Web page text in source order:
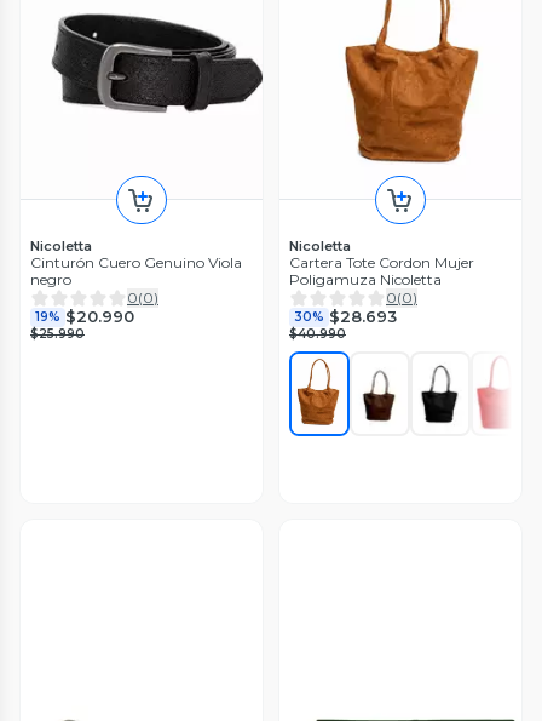
Nicoletta
Cinturón Cuero Genuino Viola
negro
0(0)
19% $20.990
$25.990
Nicoletta
Cartera Tote Cordon Mujer
Poligamuza Nicoletta
0(0)
30% $28.693
$40.990